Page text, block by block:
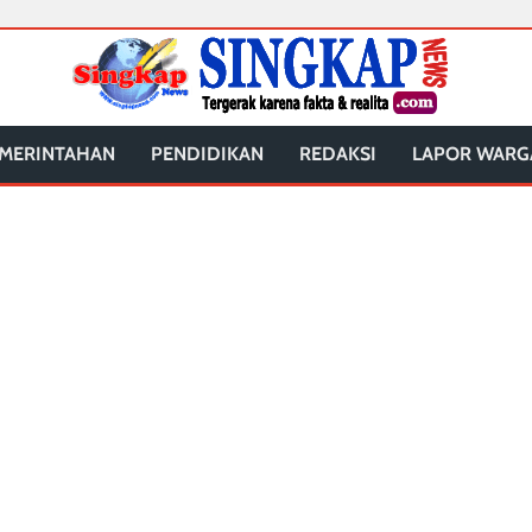
PENDIDIKAN REDAKSI LAPOR